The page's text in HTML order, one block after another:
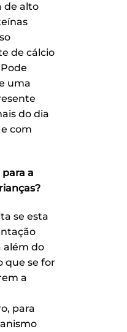
de alto
de cálcio
uma
do dia
com
a
se esta
além do
que se for
a
para